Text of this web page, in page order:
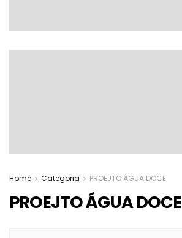
Home Categoria PROEJTO ÁGUA DOCE
PROEJTO ÁGUA DOCE